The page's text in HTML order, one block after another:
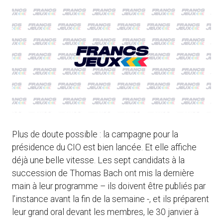
Plus de doute possible : la campagne pour la
présidence du CIO est bien lancée. Et elle affiche
déjà une belle vitesse. Les sept candidats à la
succession de Thomas Bach ont mis la dernière
main à leur programme – ils doivent être publiés par
l’instance avant la fin de la semaine -, et ils préparent
leur grand oral devant les membres, le 30 janvier à